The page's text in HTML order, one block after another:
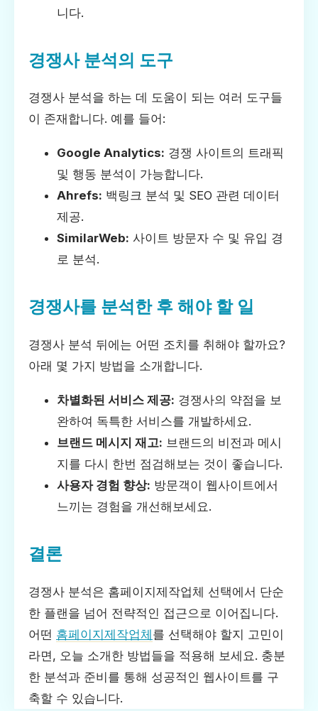
니다.
경쟁사 분석의 도구
경쟁사 분석을 하는 데 도움이 되는 여러 도구들
이 존재합니다. 예를 들어:
Google Analytics: 경쟁 사이트의 트래픽
및 행동 분석이 가능합니다.
Ahrefs: 백링크 분석 및 SEO 관련 데이터
제공.
SimilarWeb: 사이트 방문자 수 및 유입 경
로 분석.
경쟁사를 분석한 후 해야 할 일
경쟁사 분석 뒤에는 어떤 조치를 취해야 할까요?
아래 몇 가지 방법을 소개합니다.
차별화된 서비스 제공: 경쟁사의 약점을 보
완하여 독특한 서비스를 개발하세요.
브랜드 메시지 재고: 브랜드의 비전과 메시
지를 다시 한번 점검해보는 것이 좋습니다.
사용자 경험 향상: 방문객이 웹사이트에서
느끼는 경험을 개선해보세요.
결론
경쟁사 분석은 홈페이지제작업체 선택에서 단순
한 플랜을 넘어 전략적인 접근으로 이어집니다.
어떤 홈페이지제작업체를 선택해야 할지 고민이
라면, 오늘 소개한 방법들을 적용해 보세요. 충분
한 분석과 준비를 통해 성공적인 웹사이트를 구
축할 수 있습니다.